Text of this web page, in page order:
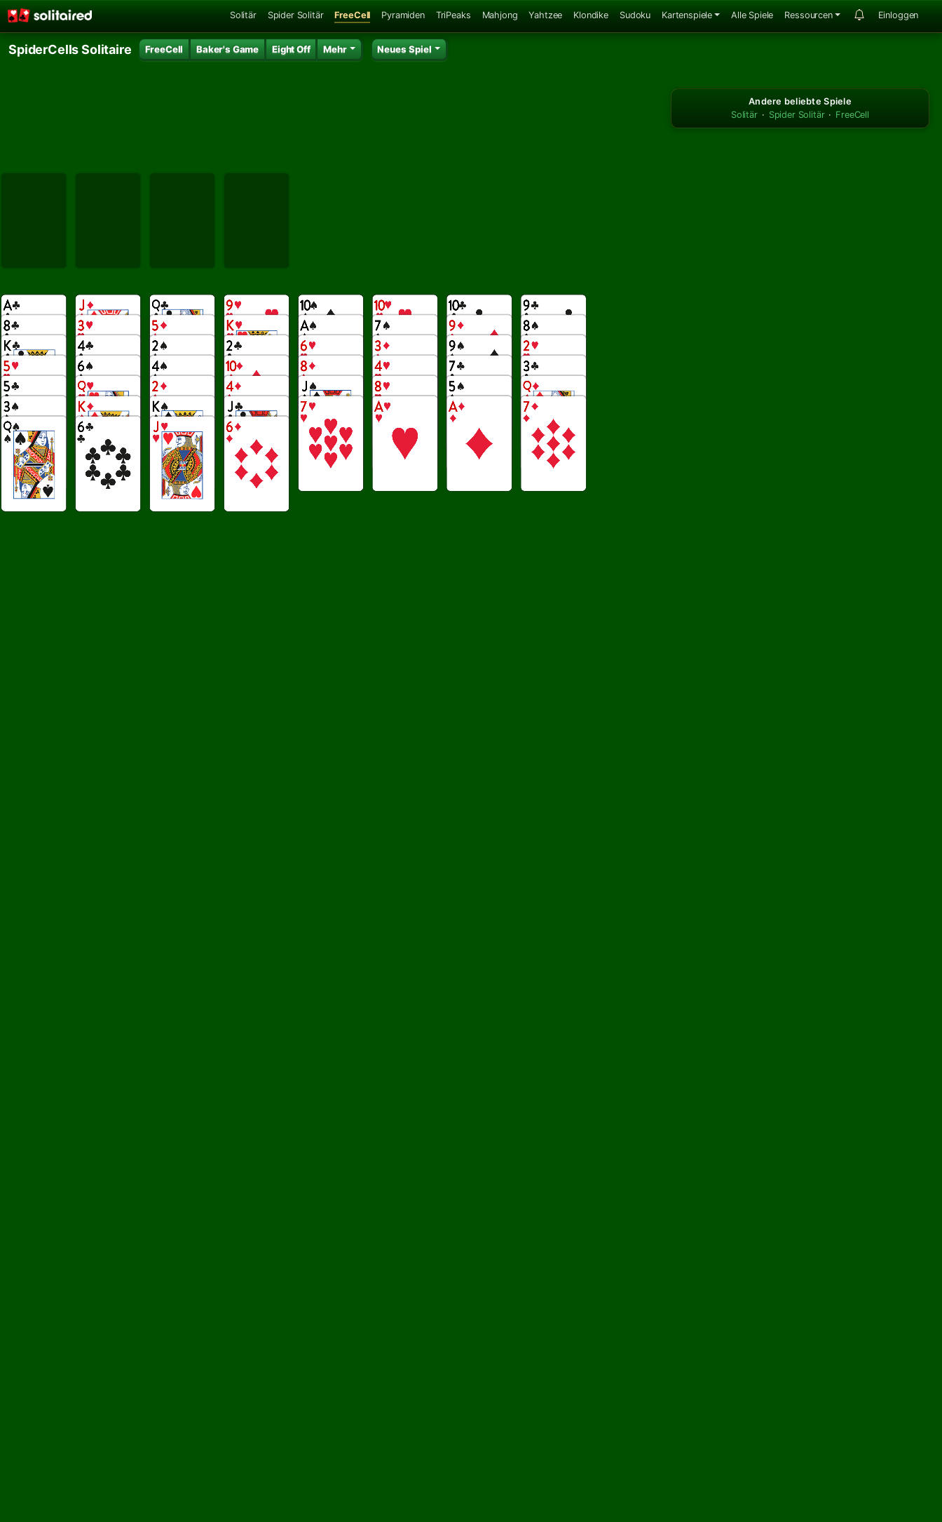
Solitär Spider Solitär FreeCell Pyramiden TriPeaks Mahjong Yahtzee Klondike Sudoku Kartenspiele Alle Spiele Ressourcen Einloggen
SpiderCells Solitaire FreeCell Baker's Game Eight Off Mehr Neues Spiel
Andere beliebte Spiele
Solitär · Spider Solitär · FreeCell